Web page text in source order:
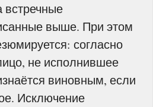
встречные
выше. При этом
согласно
не исполнившее
виновным, если
Исключение